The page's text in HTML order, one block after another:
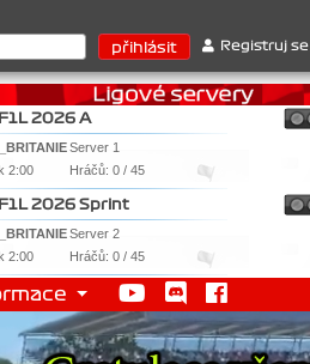
Jakub Chmelík , Pohár
Registruj se
2026 A
Server 1
2:00
Hráčů: 0 / 45
2026 Sprint
Server 2
2:00
Hráčů: 0 / 45